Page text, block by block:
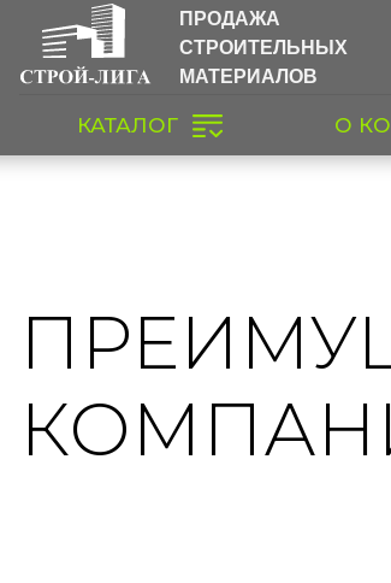
ПРОДАЖА
СТРОИТЕЛЬНЫХ
МАТЕРИАЛОВ
КАТАЛОГ О